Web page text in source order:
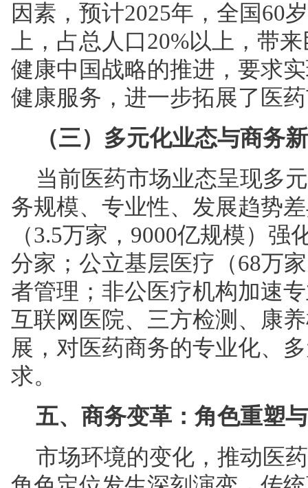
因素，预计2025年，全国60
上，占总人口20%以上，带
健康中国战略的推进，要求
健康服务，进一步拓展了医
（三）多元化业态与商务
当前医药市场业态呈现多
务规模、专业性、发展趋势
（3.5万家，9000亿规模）
分家；公立基层医疗（68万
者管理；非公医疗机构加速
互联网医院、三方检测、康
展，对医药商务的专业化、
求。
五、商务变革：角色重塑
市场环境的变化，推动医